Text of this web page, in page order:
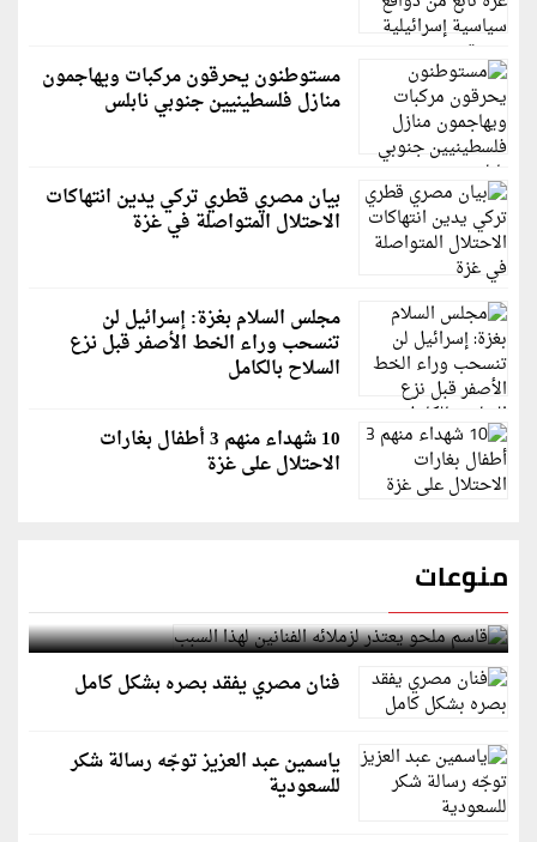
مستوطنون يحرقون مركبات ويهاجمون
منازل فلسطينيين جنوبي نابلس
بيان مصري قطري تركي يدين انتهاكات
الاحتلال المتواصلة في غزة
مجلس السلام بغزة: إسرائيل لن
تنسحب وراء الخط الأصفر قبل نزع
السلاح بالكامل
10 شهداء منهم 3 أطفال بغارات
الاحتلال على غزة
منوعات
قاسم ملحو يعتذر لزملائه الفنانين لهذا السبب
فنان مصري يفقد بصره بشكل كامل
ياسمين عبد العزيز توجّه رسالة شكر
للسعودية